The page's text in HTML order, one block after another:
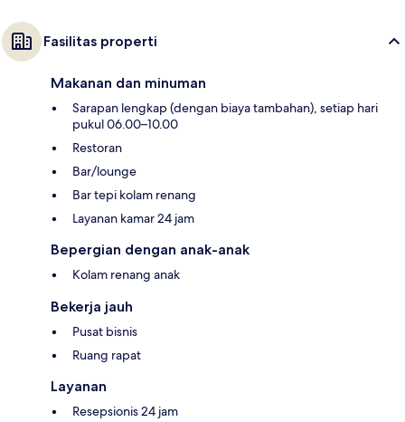
Fasilitas properti
Makanan dan minuman
Sarapan lengkap (dengan biaya tambahan), setiap hari
pukul 06.00–10.00
Restoran
Bar/lounge
Bar tepi kolam renang
Layanan kamar 24 jam
Bepergian dengan anak-anak
Kolam renang anak
Bekerja jauh
Pusat bisnis
Ruang rapat
Layanan
Resepsionis 24 jam